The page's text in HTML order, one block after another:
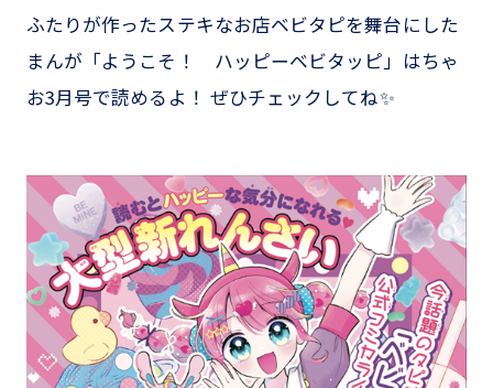
ふたりが作ったステキなお店ベビタピを舞台にした
まんが「ようこそ！ ハッピーベビタッピ」はちゃ
お3月号で読めるよ！ ぜひチェックしてね✨